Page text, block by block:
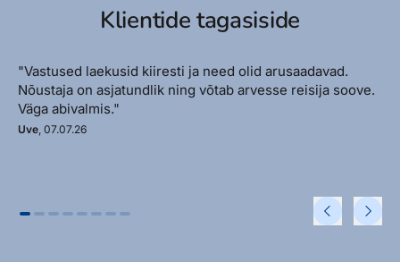
Klientide tagasiside
"Vastused laekusid kiiresti ja need olid arusaadavad.
Nõustaja on asjatundlik ning võtab arvesse reisija soove.
Väga abivalmis."
Uve, 07.07.26